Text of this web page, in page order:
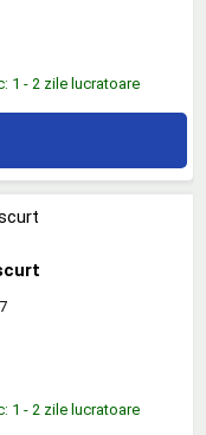
1 - 2 zile lucratoare
1 - 2 zile lucratoare